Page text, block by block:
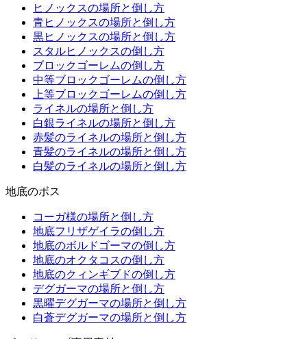
ヒノックスの場所と倒し方
青ヒノックスの場所と倒し方
黒ヒノックスの場所と倒し方
スタルヒノックスの倒し方
ブロックゴーレムの倒し方
中等ブロックゴーレムの倒し方
上等ブロックゴーレムの倒し方
ライネルの場所と倒し方
白銀ライネルの場所と倒し方
赤髪のライネルの場所と倒し方
青髪のライネルの場所と倒し方
白髪のライネルの場所と倒し方
地底のボス
コーガ様の場所と倒し方
地底フリザゲイラの倒し方
地底のボルドゴーマの倒し方
地底のオクタコスの倒し方
地底のクィンギブドの倒し方
デグガーマの場所と倒し方
黒曜デグガーマの場所と倒し方
白蒼デグガーマの場所と倒し方